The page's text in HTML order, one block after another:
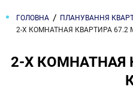
ГОЛОВНА ПЛАНУВАННЯ
2-Х КОМНАТНАЯ КВАРТИРА 67.2
2-Х КОМНАТНАЯ